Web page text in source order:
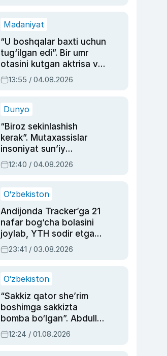
Madaniyat
“U boshqalar baxti uchun
tug‘ilgan edi”. Bir umr
otasini kutgan aktrisa va
dublyaj ustasi Rimma
Ahmedovaning
13:55 / 04.08.2026
Dunyo
“Biroz sekinlashish
kerak”. Mutaxassislar
insoniyat sun’iy
intellektni boshqara
olmay qolishidan xavotir
12:40 / 04.08.2026
O‘zbekiston
Andijonda Tracker’ga 21
nafar bog‘cha bolasini
joylab, YTH sodir etgan
ayolga sud hukmi o‘qildi
23:41 / 03.08.2026
O‘zbekiston
“Sakkiz qator she’rim
boshimga sakkizta
bomba bo‘lgan”. Abdulla
Oripovni siyosiy
ayblovlardan asrab
12:24 / 01.08.2026